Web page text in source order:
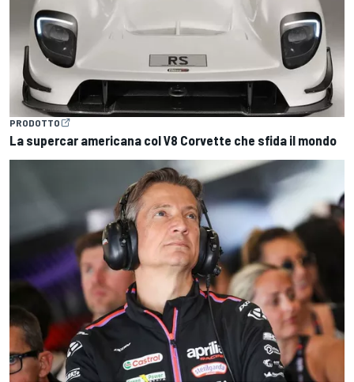
PRODOTTO
La supercar americana col V8 Corvette che sfida il mondo